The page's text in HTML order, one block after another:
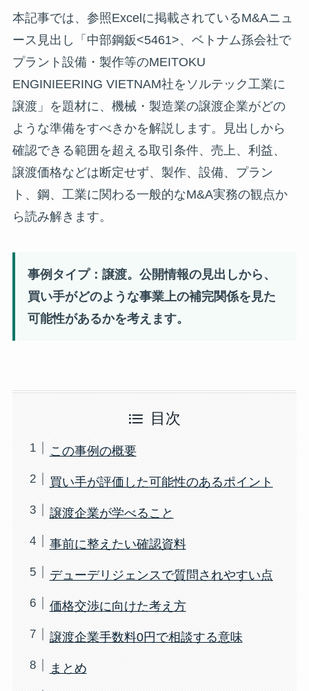
本記事では、参照Excelに掲載されているM&Aニュ
ース見出し「中部鋼鈑<5461>、ベトナム孫会社で
プラント設備・製作等のMEITOKU
ENGINIEERING VIETNAM社をソルテック工業に
譲渡」を題材に、機械・製造業の譲渡企業がどの
ような準備をすべきかを解説します。見出しから
確認できる範囲を超える取引条件、売上、利益、
譲渡価格などは断定せず、製作、設備、プラン
ト、鋼、工業に関わる一般的なM&A実務の観点か
ら読み解きます。
事例タイプ：譲渡。公開情報の見出しから、
買い手がどのような事業上の補完関係を見た
可能性があるかを考えます。
目次
この事例の概要
買い手が評価した可能性のあるポイント
譲渡企業が学べること
事前に整えたい確認資料
デューデリジェンスで質問されやすい点
価格交渉に向けた考え方
譲渡企業手数料0円で相談する意味
まとめ